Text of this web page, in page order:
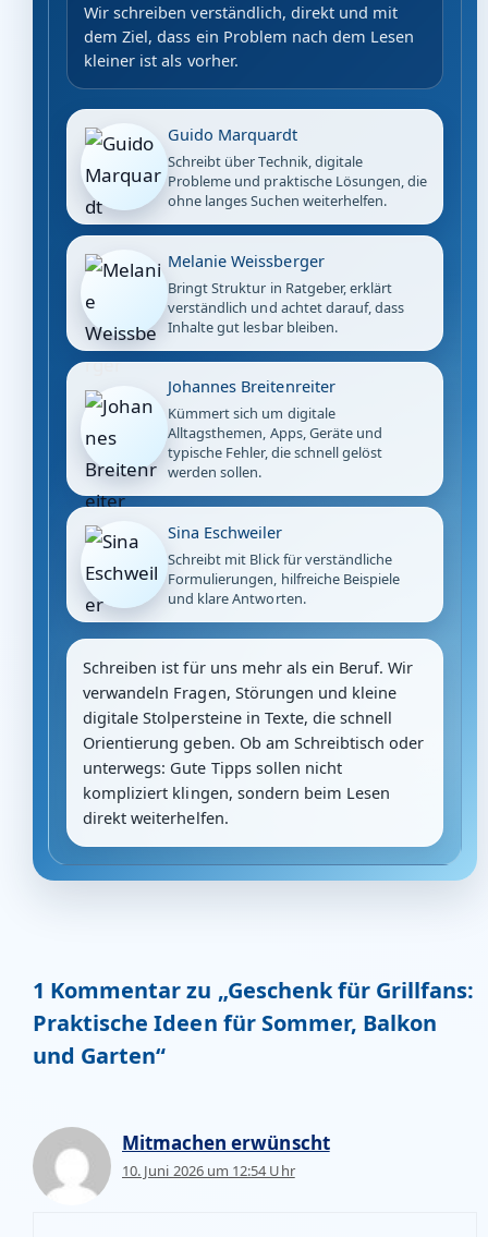
Wir schreiben verständlich, direkt und mit
dem Ziel, dass ein Problem nach dem Lesen
kleiner ist als vorher.
Guido Marquardt
Schreibt über Technik, digitale
Probleme und praktische Lösungen, die
ohne langes Suchen weiterhelfen.
Melanie Weissberger
Bringt Struktur in Ratgeber, erklärt
verständlich und achtet darauf, dass
Inhalte gut lesbar bleiben.
Johannes Breitenreiter
Kümmert sich um digitale
Alltagsthemen, Apps, Geräte und
typische Fehler, die schnell gelöst
werden sollen.
Sina Eschweiler
Schreibt mit Blick für verständliche
Formulierungen, hilfreiche Beispiele
und klare Antworten.
Schreiben ist für uns mehr als ein Beruf. Wir
verwandeln Fragen, Störungen und kleine
digitale Stolpersteine in Texte, die schnell
Orientierung geben. Ob am Schreibtisch oder
unterwegs: Gute Tipps sollen nicht
kompliziert klingen, sondern beim Lesen
direkt weiterhelfen.
1 Kommentar zu „Geschenk für Grillfans:
Praktische Ideen für Sommer, Balkon
und Garten“
Mitmachen erwünscht
10. Juni 2026 um 12:54 Uhr